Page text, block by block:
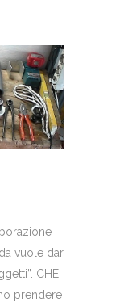
vuole dar
CHE
prendere